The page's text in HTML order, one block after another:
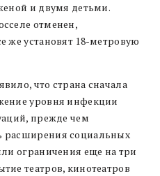
и двумя детьми.
отменен,
же установят 18-метровую
что страна сначала
уровня инфекции
прежде чем
расширения социальных
ограничения еще на три
театров, кинотеатров